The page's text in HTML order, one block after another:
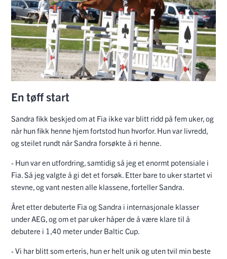
En tøff start
Sandra fikk beskjed om at Fia ikke var blitt ridd på fem uker, og
når hun fikk henne hjem fortstod hun hvorfor. Hun var livredd,
og steilet rundt når Sandra forsøkte å ri henne.
- Hun var en utfordring, samtidig så jeg et enormt potensiale i
Fia. Så jeg valgte å gi det et forsøk. Etter bare to uker startet vi
stevne, og vant nesten alle klassene, forteller Sandra.
Året etter debuterte Fia og Sandra i internasjonale klasser
under AEG, og om et par uker håper de å være klare til å
debutere i 1,40 meter under Baltic Cup.
- Vi har blitt som erteris, hun er helt unik og uten tvil min beste